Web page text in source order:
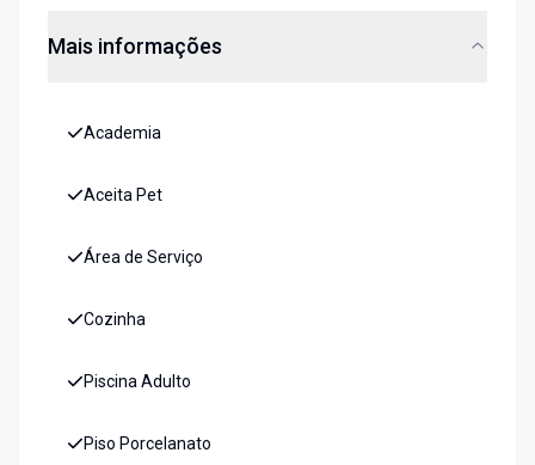
Mais informações
Academia
Aceita Pet
Área de Serviço
Cozinha
Piscina Adulto
Piso Porcelanato